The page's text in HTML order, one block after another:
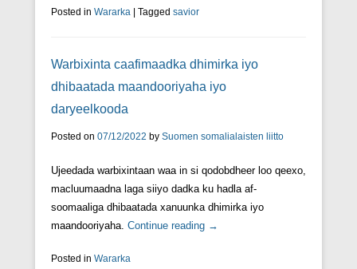
Posted in Wararka Tagged savior
Warbixinta caafimaadka dhimirka iyo
dhibaatada maandooriyaha iyo
daryeelkooda
Posted on 07/12/2022 by Suomen somalialaisten liitto
Ujeedada warbixintaan waa in si qodobdheer loo qeexo,
macluumaadna laga siiyo dadka ku hadla af-
soomaaliga dhibaatada xanuunka dhimirka iyo
maandooriyaha. Continue reading →
Posted in Wararka